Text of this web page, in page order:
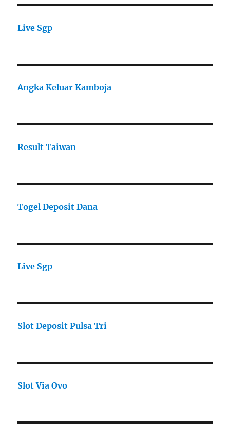
Live Sgp
Angka Keluar Kamboja
Result Taiwan
Togel Deposit Dana
Live Sgp
Slot Deposit Pulsa Tri
Slot Via Ovo